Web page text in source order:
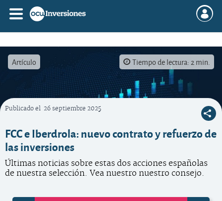
Artículo Tiempo de lectura: 2 min.
Publicado el 26 septiembre 2025
FCC e Iberdrola: nuevo contrato y refuerzo de
las inversiones
Últimas noticias sobre estas dos acciones españolas
de nuestra selección. Vea nuestro nuestro consejo.